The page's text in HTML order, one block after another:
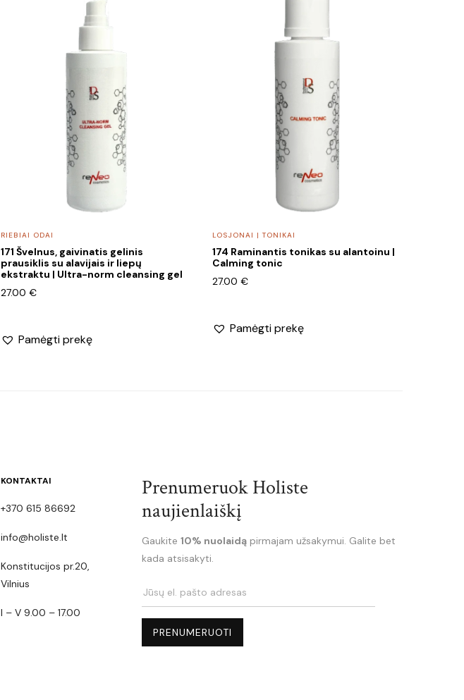
RIEBIAI ODAI
171 Švelnus, gaivinatis gelinis
prausiklis su alavijais ir liepų
ekstraktu | Ultra-norm cleansing gel
27.00 €
Pamėgti prekę
LOSJONAI | TONIKAI
174 Raminantis tonikas su alantoinu |
Calming tonic
27.00 €
Pamėgti prekę
KONTAKTAI
+370 615 86692
info@holiste.lt
Konstitucijos pr.20,
Vilnius
I – V 9.00 – 17.00
Prenumeruok Holiste
naujienlaiškį
Gaukite 10% nuolaidą pirmajam užsakymui. Galite bet
kada atsisakyti.